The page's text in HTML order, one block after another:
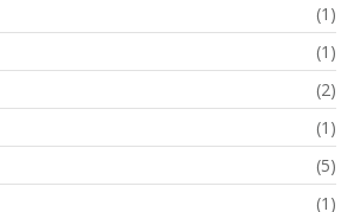
(1)
(1)
(2)
(1)
(5)
(1)